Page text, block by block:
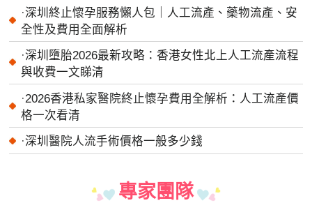
·深圳終止懷孕服務懶人包｜人工流產、藥物流產、安
全性及費用全面解析
·深圳墮胎2026最新攻略：香港女性北上人工流產流程
與收費一文睇清
·2026香港私家醫院終止懷孕費用全解析：人工流產價
格一次看清
·深圳醫院人流手術價格一般多少錢
專家團隊